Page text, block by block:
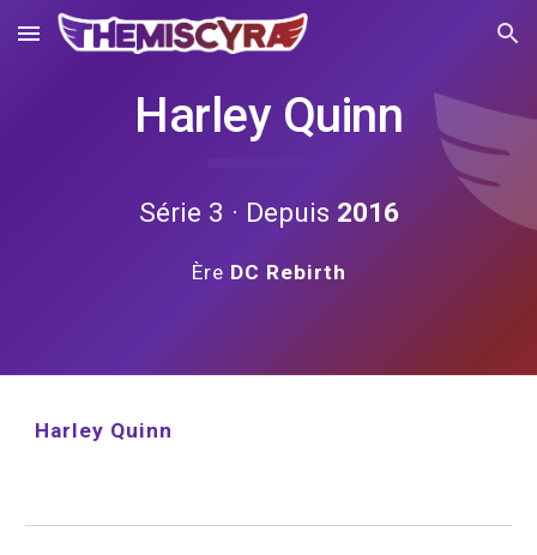
Skip to main content Skip to navigation
Harley Quinn
Série 3 · Depuis 2016
Ère DC Rebirth
Harley Quinn